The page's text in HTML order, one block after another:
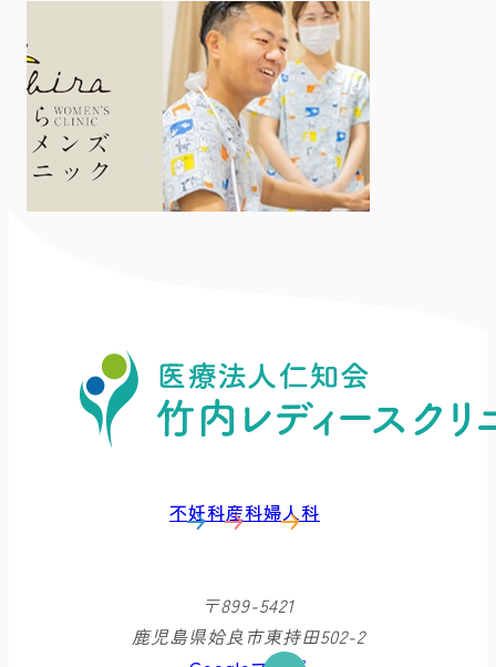
不妊科産科婦人科
〒899-5421
鹿児島県姶良市東持田502-2